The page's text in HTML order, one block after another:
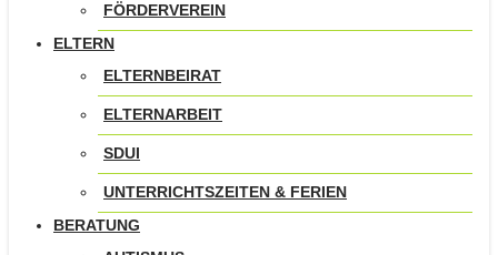
FÖRDERVEREIN
ELTERN
ELTERNBEIRAT
ELTERNARBEIT
SDUI
UNTERRICHTSZEITEN & FERIEN
BERATUNG